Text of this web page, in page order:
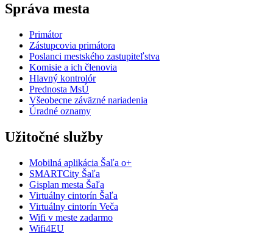
Správa mesta
Primátor
Zástupcovia primátora
Poslanci mestského zastupiteľstva
Komisie a ich členovia
Hlavný kontrolór
Prednosta MsÚ
Všeobecne záväzné nariadenia
Úradné oznamy
Užitočné služby
Mobilná aplikácia Šaľa o+
SMARTCity Šaľa
Gisplan mesta Šaľa
Virtuálny cintorín Šaľa
Virtuálny cintorín Veča
Wifi v meste zadarmo
Wifi4EU